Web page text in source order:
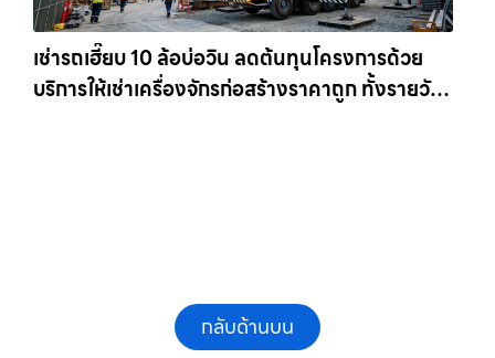
เช่ารถเฮี๊ยบ 10 ล้อบ่อวิน ลดต้นทุนโครงการด้วย
บริการให้เช่าเครื่องจักรก่อสร้างราคาถูก ทั้งรายวัน
กลับด้านบน